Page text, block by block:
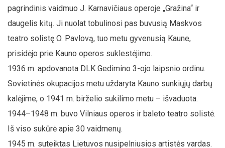
pagrindinis vaidmuo J. Karnavičiaus operoje „Gražina“ ir
daugelis kitų. Ji nuolat tobulinosi pas buvusią Maskvos
teatro solistę O. Pavlovą, tuo metu gyvenusią Kaune,
prisidėjo prie Kauno operos suklestėjimo.
1936 m. apdovanota DLK Gedimino 3-ojo laipsnio ordinu.
Sovietinės okupacijos metu uždaryta Kauno sunkiųjų darbų
kalėjime, o 1941 m. birželio sukilimo metu – išvaduota.
1944–1948 m. buvo Vilniaus operos ir baleto teatro solistė.
Iš viso sukūrė apie 30 vaidmenų.
1945 m. suteiktas Lietuvos nusipelniusios artistės vardas.